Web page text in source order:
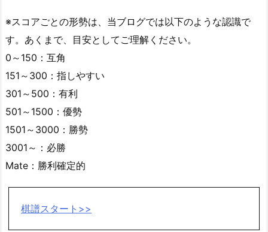
※スコアごとの形勢は、当ブログでは以下のような認識で
す。あくまで、目安としてご理解ください。
0～150：互角
151～300：指しやすい
301～500：有利
501～1500：優勢
1501～3000：勝勢
3001～：必勝
Mate：勝利確定的
棋譜スタート>>